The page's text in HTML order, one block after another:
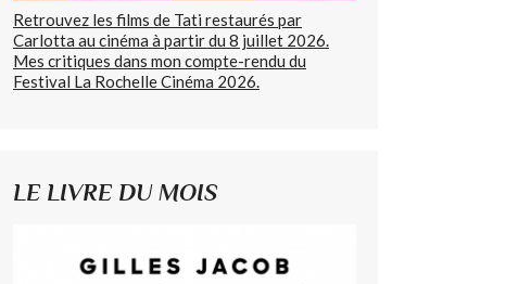
Retrouvez les films de Tati restaurés par
Carlotta au cinéma à partir du 8 juillet 2026.
Mes critiques dans mon compte-rendu du
Festival La Rochelle Cinéma 2026.
LE LIVRE DU MOIS